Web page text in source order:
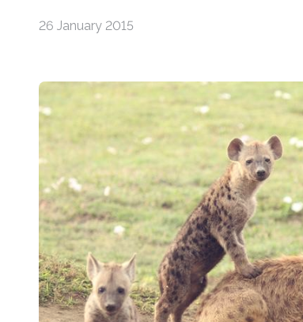
26 January 2015